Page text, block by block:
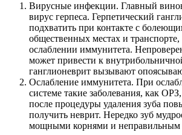
Вирусные инфекции. Главный
вирус герпеса. Герпетический
подхватить при контакте с
общественных местах и
ослаблении иммунитета.
может привести к
ганглионеврит вызывают
Ослабление иммунитета. При
системе такие заболевания, как
после процедуры удаления зуба
получить неврит. Нередко зуб
мощными корнями и неправильным